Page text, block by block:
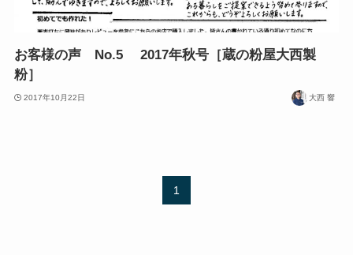
お客様の声 No.5 2017年秋号［蔵の粉屋大西製
粉］
2017年10月22日 大西 響
1